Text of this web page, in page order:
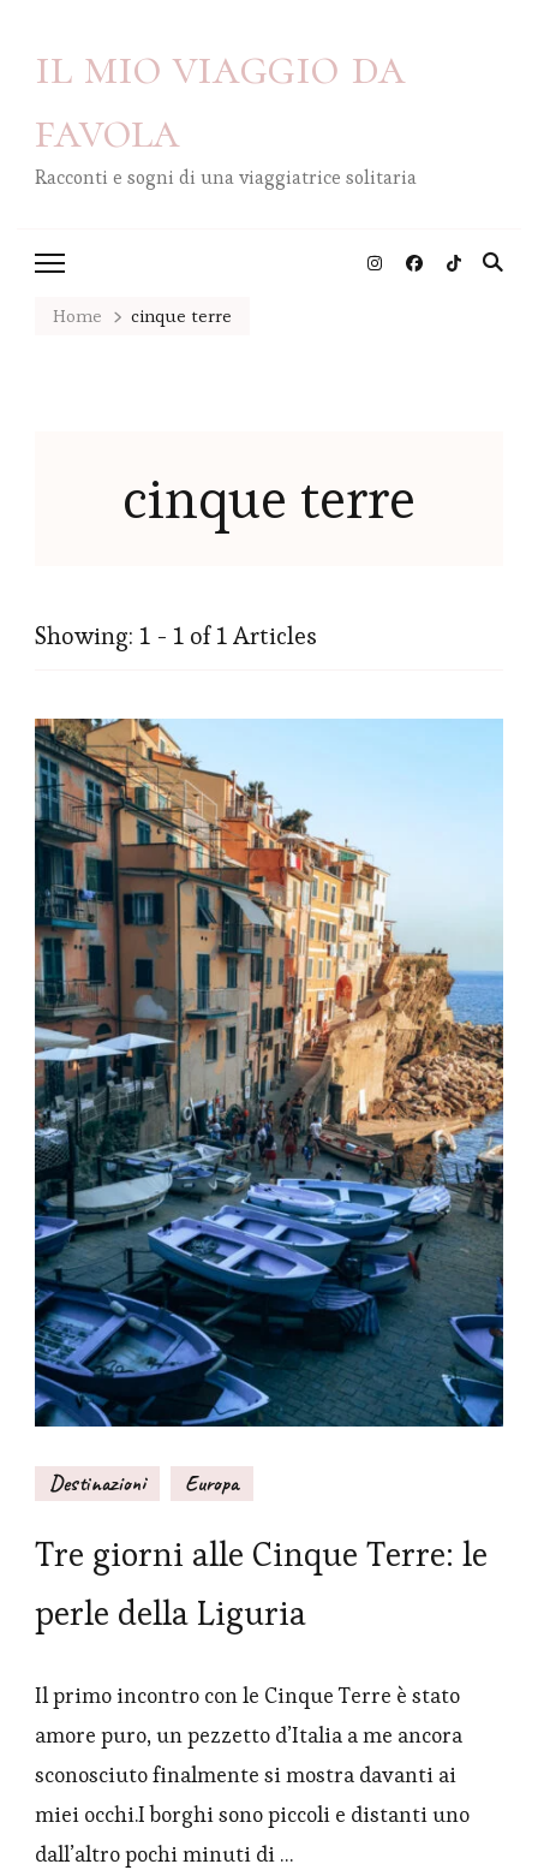
il mio viaggio da
favola
Racconti e sogni di una viaggiatrice solitaria
Home cinque terre
cinque terre
Showing: 1 - 1 of 1 Articles
Destinazioni Europa
Tre giorni alle Cinque Terre: le
perle della Liguria
Il primo incontro con le Cinque Terre è stato
amore puro, un pezzetto d’Italia a me ancora
sconosciuto finalmente si mostra davanti ai
miei occhi.I borghi sono piccoli e distanti uno
dall’altro pochi minuti di …